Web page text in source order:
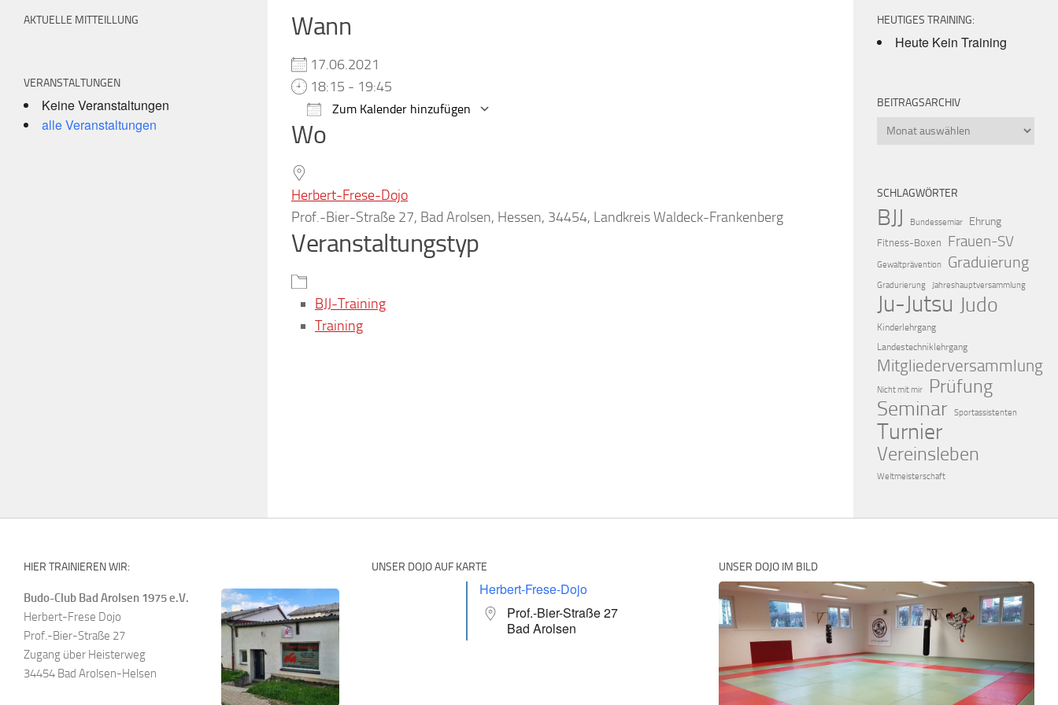
Wann
17.06.2021
18:15 - 19:45
Zum Kalender hinzufügen
ICS herunterladen
Wo
Herbert-Frese-Dojo
Prof.-Bier-Straße 27, Bad Arolsen, Hessen, 34454, Landkreis Waldeck-Frankenberg
Veranstaltungstyp
BJJ-Training
Training
AKTUELLE MITTEILLUNG
VERANSTALTUNGEN
Keine Veranstaltungen
alle Veranstaltungen
HEUTIGES TRAINING:
Heute Kein Training
BEITRAGSARCHIV
Beitragsarchiv
SCHLAGWÖRTER
BJJ Bundessemiar Ehrung
Fitness-Boxen Frauen-SV
Gewaltprävention Graduierung
Gradurierung Jahreshauptversammlung
Ju-Jutsu Judo
Kinderlehrgang
Landestechniklehrgang
Mitgliederversammlung
Nicht mit mir Prüfung
Seminar Sportassistenten
Turnier
Vereinsleben
Weltmeisterschaft
HIER TRAINIEREN WIR:
Budo-Club Bad Arolsen 1975 e.V.
Herbert-Frese Dojo
Prof.-Bier-Straße 27
Zugang über Heisterweg
34454 Bad Arolsen-Helsen
UNSER DOJO AUF KARTE
Herbert-Frese-Dojo
Prof.-Bier-Straße 27
Bad Arolsen
UNSER DOJO IM BILD